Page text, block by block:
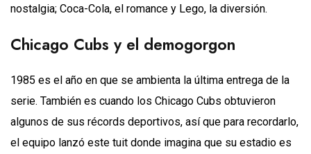
nostalgia; Coca-Cola, el romance y Lego, la diversión.
Chicago Cubs y el demogorgon
1985 es el año en que se ambienta la última entrega de la
serie. También es cuando los Chicago Cubs obtuvieron
algunos de sus récords deportivos, así que para recordarlo,
el equipo lanzó este tuit donde imagina que su estadio es